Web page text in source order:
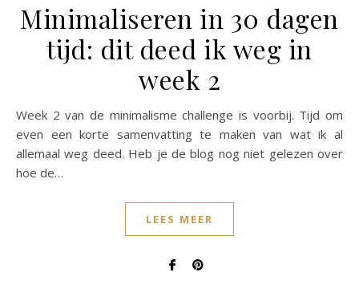
Minimaliseren in 30 dagen
tijd: dit deed ik weg in
week 2
Week 2 van de minimalisme challenge is voorbij. Tijd om
even een korte samenvatting te maken van wat ik al
allemaal weg deed. Heb je de blog nog niet gelezen over
hoe de…
LEES MEER